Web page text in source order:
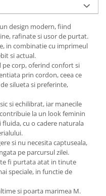
design modern, fiind
rafinate si usor de purtat.
in combinatie cu imprimeul
si actual.
pe corp, oferind confort si
prin cordon, ceea ce
silueta si preferinte,
si echilibrat, iar manecile
la un look feminin
fluida, cu o cadere naturala
si nu necesita captuseala,
pe parcursul zilei.
fi purtata atat in tinute
speciale, in functie de
si poarta marimea M.